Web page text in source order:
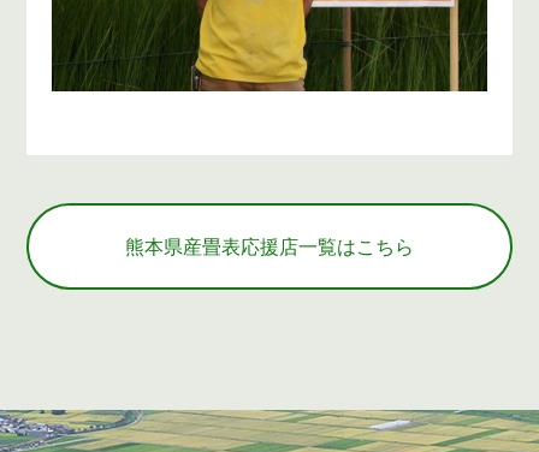
熊本県産畳表応援店一覧はこちら